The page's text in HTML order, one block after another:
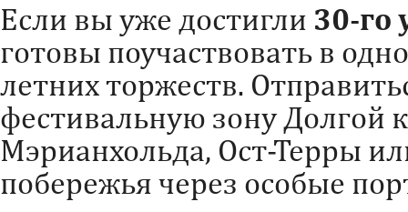
Если вы уже достигли 30-го
готовы поучаствовать в
летних торжеств.
фестивальную зону Долгой
Мэрианхольда, Ост-Терры
побережья через особые